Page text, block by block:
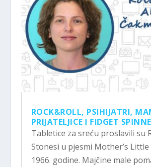
ROCK&ROLL, PSIHIJATRI,
PRIJATELJICE I FIDGET
Tabletice za sreću proslavili su
Stonesi u pjesmi Mother’s
1966. godine. Majčine male